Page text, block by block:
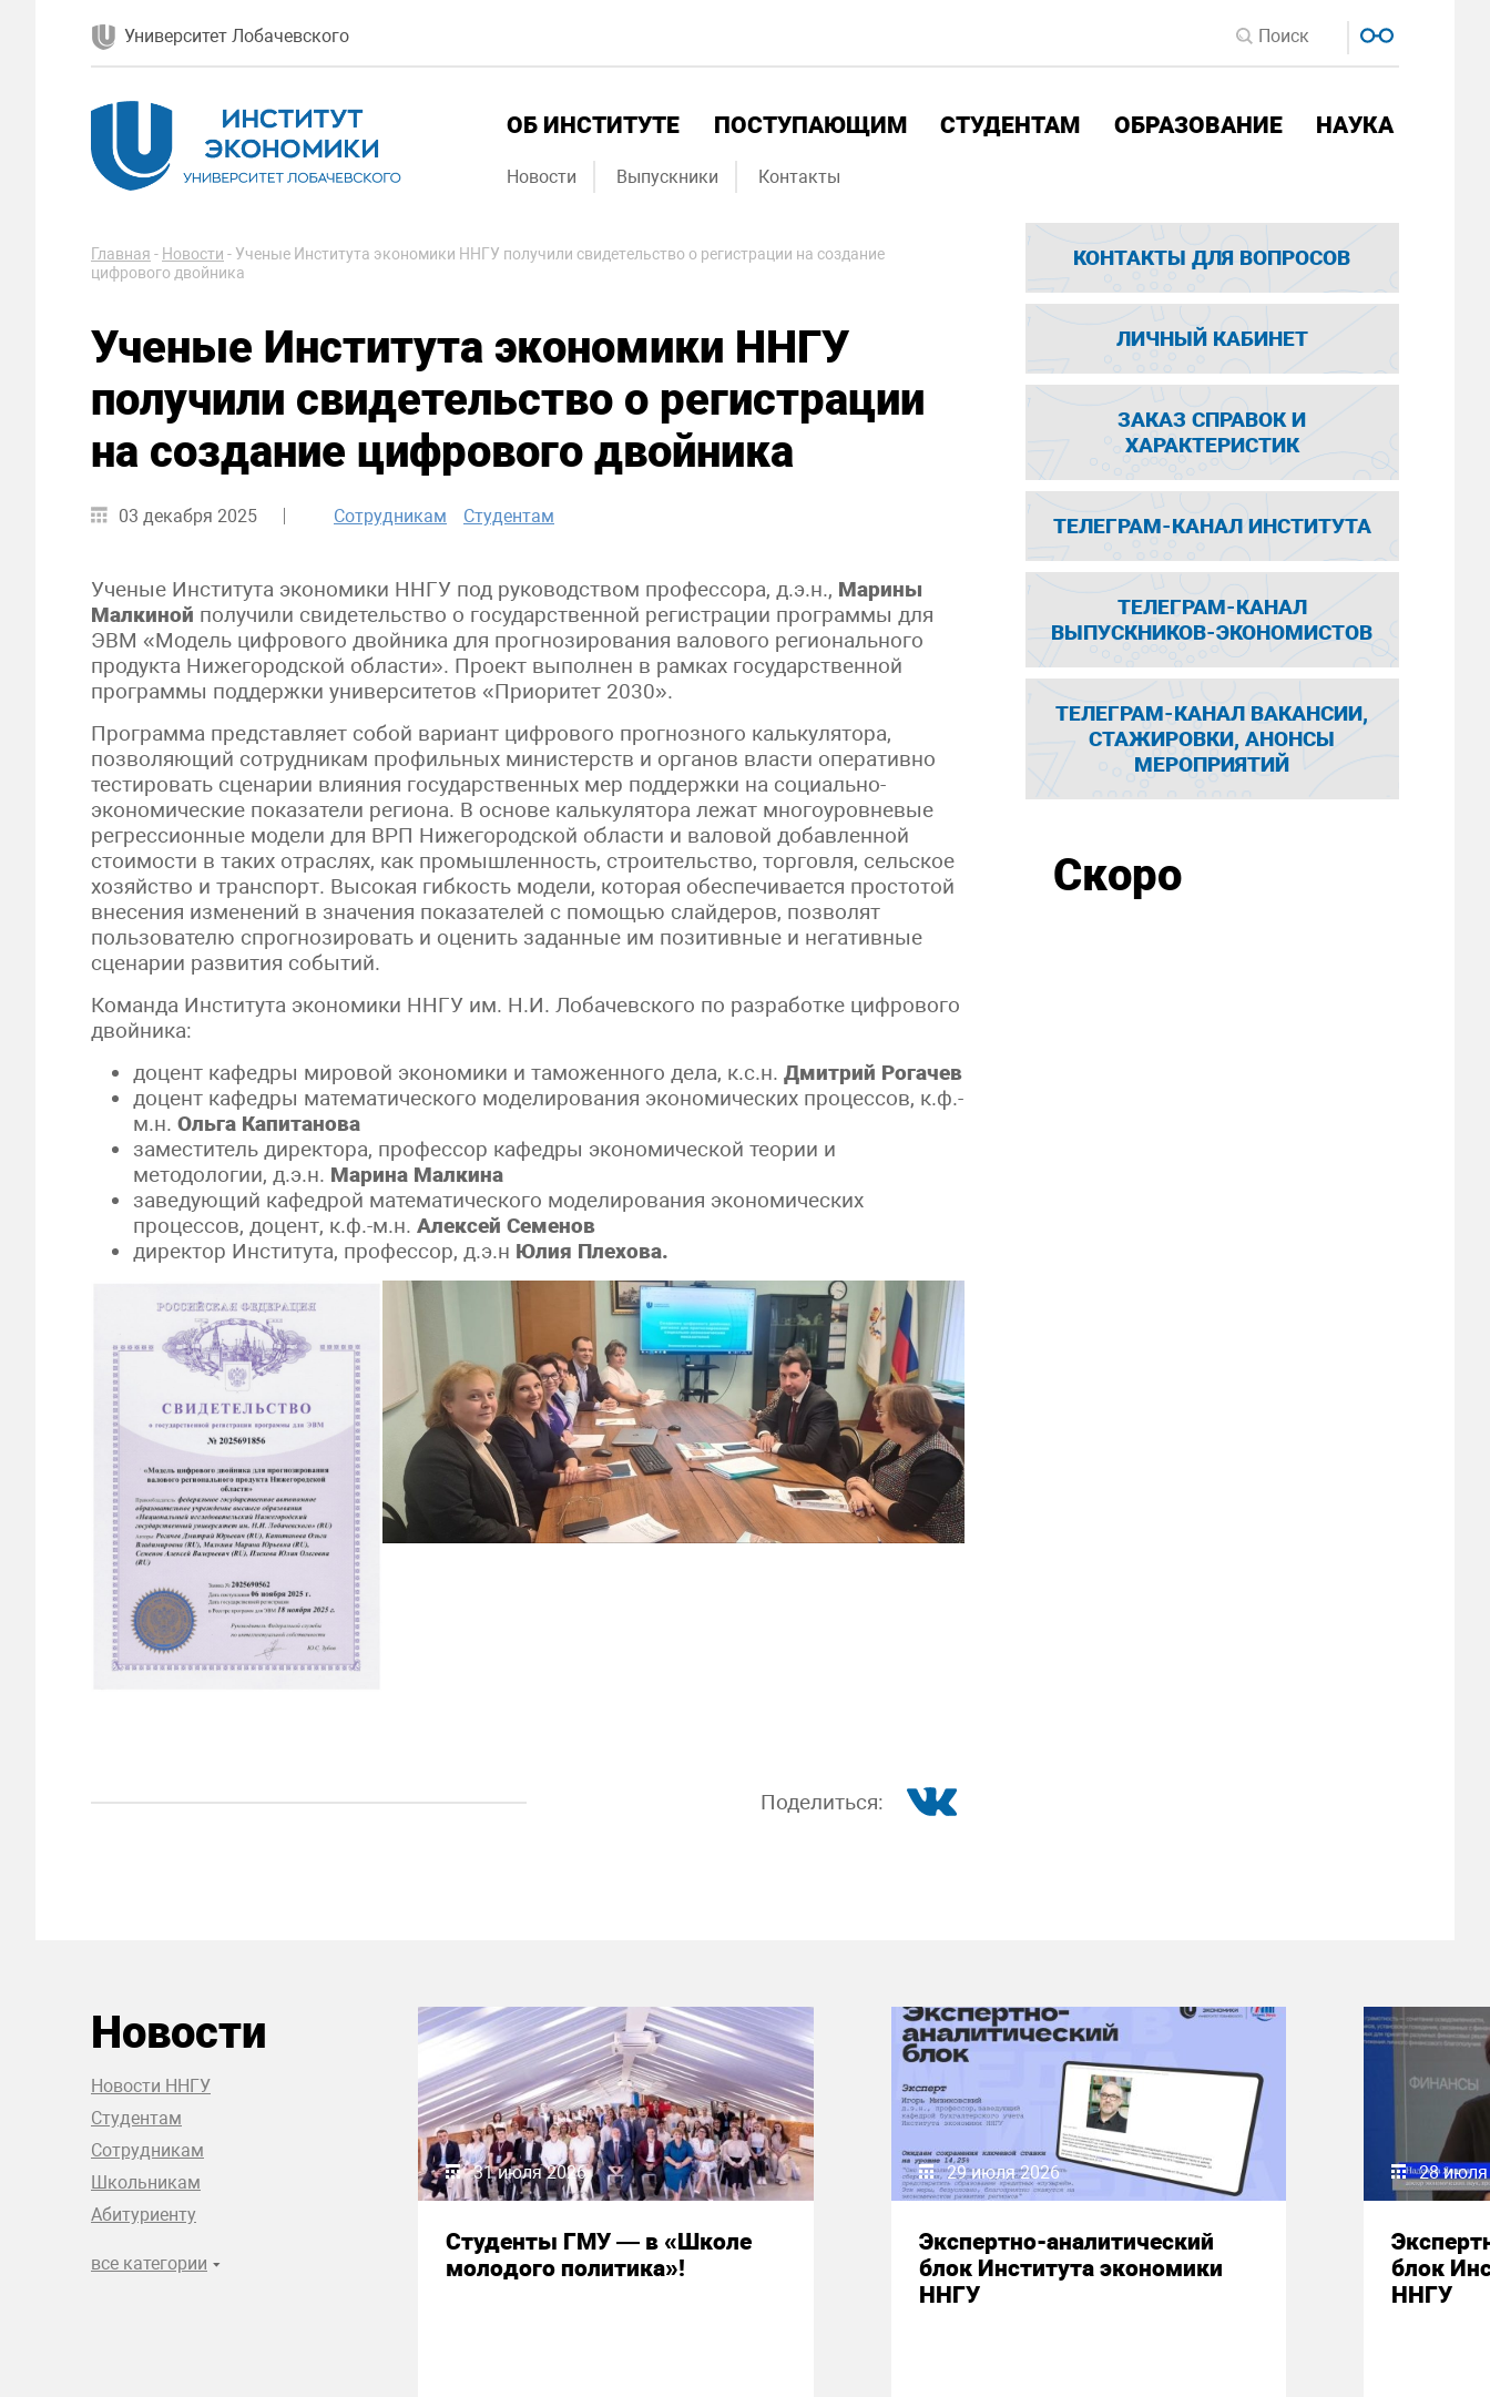
Университет Лобачевского
ОБ ИНСТИТУТЕ ПОСТУПАЮЩИМ СТУДЕНТАМ ОБРАЗОВАНИЕ НАУКА
Новости Выпускники Контакты
Главная - Новости - Ученые Института экономики ННГУ получили свидетельство о регистрации на создание
цифрового двойника
Ученые Института экономики ННГУ
получили свидетельство о регистрации
на создание цифрового двойника
03 декабря 2025 Сотрудникам Студентам
Ученые Института экономики ННГУ под руководством профессора, д.э.н., Марины
Малкиной получили свидетельство о государственной регистрации программы для
ЭВМ «Модель цифрового двойника для прогнозирования валового регионального
продукта Нижегородской области». Проект выполнен в рамках государственной
программы поддержки университетов «Приоритет 2030».
Программа представляет собой вариант цифрового прогнозного калькулятора,
позволяющий сотрудникам профильных министерств и органов власти оперативно
тестировать сценарии влияния государственных мер поддержки на социально-
экономические показатели региона. В основе калькулятора лежат многоуровневые
регрессионные модели для ВРП Нижегородской области и валовой добавленной
стоимости в таких отраслях, как промышленность, строительство, торговля, сельское
хозяйство и транспорт. Высокая гибкость модели, которая обеспечивается простотой
внесения изменений в значения показателей с помощью слайдеров, позволят
пользователю спрогнозировать и оценить заданные им позитивные и негативные
сценарии развития событий.
Команда Института экономики ННГУ им. Н.И. Лобачевского по разработке цифрового
двойника:
доцент кафедры мировой экономики и таможенного дела, к.с.н.Дмитрий Рогачев
доцент кафедры математического моделирования экономических процессов, к.ф.-
м.н.Ольга Капитанова
заместитель директора, профессор кафедры экономической теории и
методологии, д.э.н. Марина Малкина
заведующий кафедрой математического моделирования экономических
процессов, доцент, к.ф.-м.н.Алексей Семенов
директор Института, профессор, д.э.н Юлия Плехова.
Поделиться:
КОНТАКТЫ ДЛЯ ВОПРОСОВ
ЛИЧНЫЙ КАБИНЕТ
ЗАКАЗ СПРАВОК И
ХАРАКТЕРИСТИК
ТЕЛЕГРАМ-КАНАЛ ИНСТИТУТА
ТЕЛЕГРАМ-КАНАЛ
ВЫПУСКНИКОВ-ЭКОНОМИСТОВ
ТЕЛЕГРАМ-КАНАЛ ВАКАНСИИ,
СТАЖИРОВКИ, АНОНСЫ
МЕРОПРИЯТИЙ
Скоро
Новости
Новости ННГУ
Студентам
Сотрудникам
Школьникам
Абитуриенту
все категории
31 июля 2026
Студенты ГМУ — в «Школе
молодого политика»!
29 июля 2026
Экспертно-аналитический
блок Института экономики
ННГУ
28
блок
ННГУ